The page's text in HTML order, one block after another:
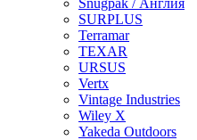
Snugpak / Англия
SURPLUS
Terramar
TEXAR
URSUS
Vertx
Vintage Industries
Wiley X
Yakeda Outdoors